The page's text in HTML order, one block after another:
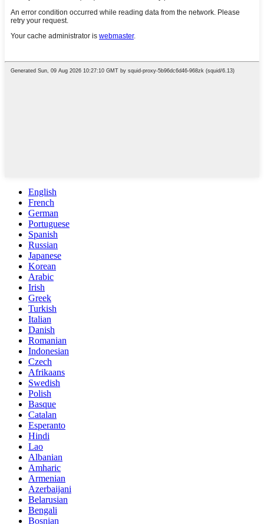
English
French
German
Portuguese
Spanish
Russian
Japanese
Korean
Arabic
Irish
Greek
Turkish
Italian
Danish
Romanian
Indonesian
Czech
Afrikaans
Swedish
Polish
Basque
Catalan
Esperanto
Hindi
Lao
Albanian
Amharic
Armenian
Azerbaijani
Belarusian
Bengali
Bosnian